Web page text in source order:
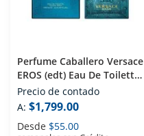
Perfume Caballero Versace
EROS (edt) Eau De Toilette
100 Ml
Precio de contado
A: $1,799.00
Desde $55.00